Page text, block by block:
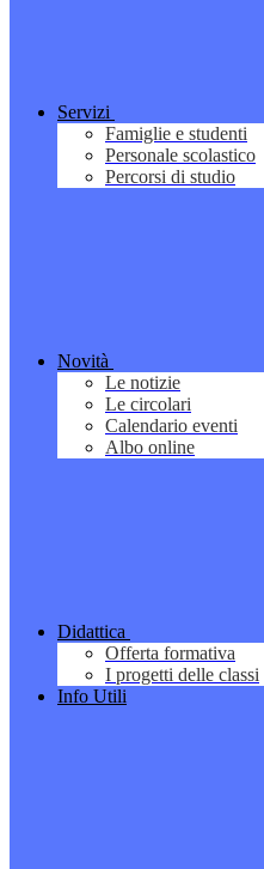
Servizi
Famiglie e studenti
Personale scolastico
Percorsi di studio
Novità
Le notizie
Le circolari
Calendario eventi
Albo online
Didattica
Offerta formativa
I progetti delle classi
Info Utili